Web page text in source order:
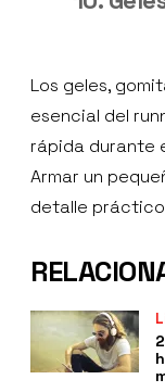
Los geles,
esencial del
rápida durante
Armar un
detalle